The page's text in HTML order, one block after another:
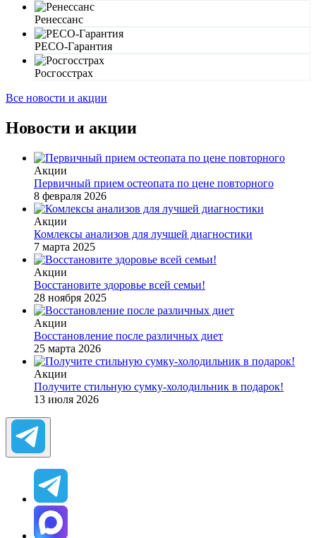
Ренессанс
РЕСО-Гарантия
Росгосстрах
Все новости и акции
Новости и акции
Акции
Первичный прием остеопата по цене повторного
8 февраля 2026
Акции
Комлексы анализов для лучшей диагностики
7 марта 2025
Акции
Восстановите здоровье всей семьи!
28 ноября 2025
Акции
Восстановление после различных диет
25 марта 2026
Акции
Получите стильную сумку-холодильник в подарок!
13 июля 2026